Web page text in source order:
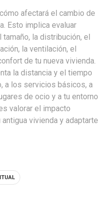
afectará el cambio de
Esto implica evaluar
la distribución, el
la ventilación, el
de tu nueva vivienda.
la distancia y el tiempo
a los servicios básicos, a
de ocio y a tu entorno
valorar el impacto
vivienda y adaptarte